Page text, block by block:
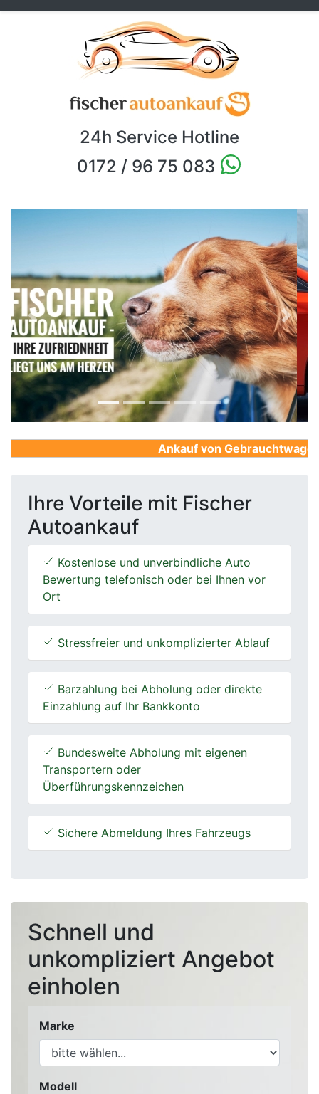
24h Service Hotline
0172 / 96 75 083
Previous Next
Ankauf von
Ihre Vorteile mit Fischer
Autoankauf
Kostenlose und unverbindliche Auto
Bewertung telefonisch oder bei Ihnen vor
Ort
Stressfreier und unkomplizierter Ablauf
Barzahlung bei Abholung oder direkte
Einzahlung auf Ihr Bankkonto
Bundesweite Abholung mit eigenen
Transportern oder
Überführungskennzeichen
Sichere Abmeldung Ihres Fahrzeugs
Schnell und
unkompliziert Angebot
einholen
Marke
Modell